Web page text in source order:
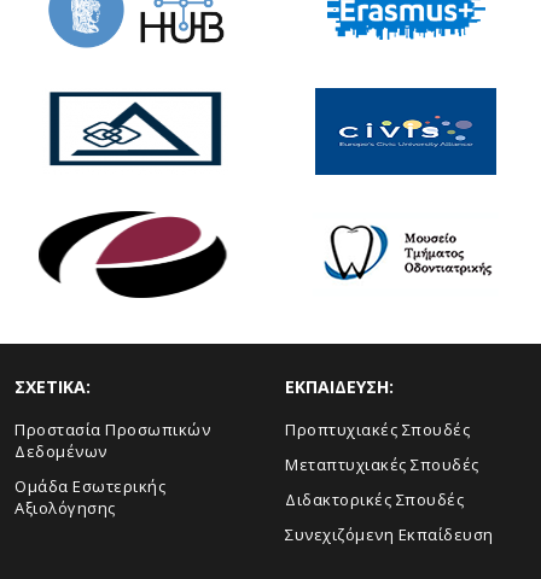
ΣΧΕΤΙΚΑ:
Προστασία Προσωπικών
Δεδομένων
Ομάδα Εσωτερικής
Αξιολόγησης
ΕΚΠΑΙΔΕΥΣΗ:
Προπτυχιακές Σπουδές
Μεταπτυχιακές Σπουδές
Διδακτορικές Σπουδές
Συνεχιζόμενη Εκπαίδευση